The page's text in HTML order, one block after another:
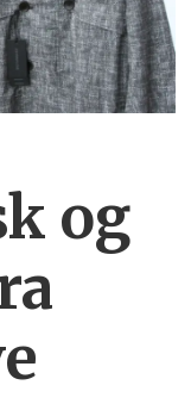
og